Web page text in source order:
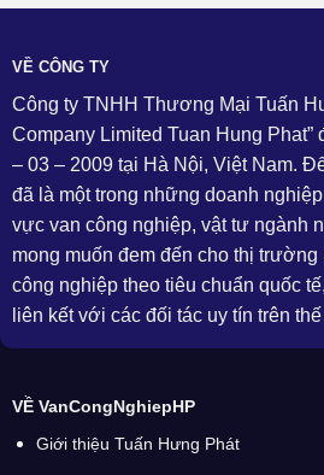
VỀ CÔNG TY
Công ty TNHH Thương Mại Tuấn
Company Limited Tuan Hung
– 03 – 2009 tại Hà Nội, Việt Nam.
đã là một trong những doanh
vực van công nghiệp, vật tư ngành
mong muốn đem đến cho thị
công nghiệp theo tiêu chuẩn quốc
liên kết với các đối tác uy tín trên
VỀ VanCongNghiepHP
Giới thiệu Tuấn Hưng Phát